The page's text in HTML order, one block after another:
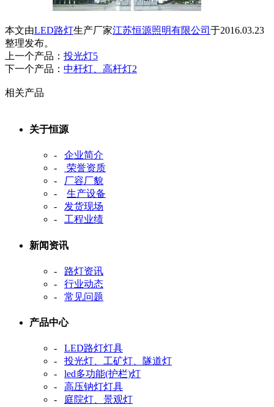
本文由LED路灯生产厂家江苏恒源照明有限公司 于2016.03.23
整理发布。
上一个产品： 投光灯5
下一个产品： 中杆灯、高杆灯2
相关产品
关于恒源
- 企业简介
-
荣誉资质
- 厂容厂貌
- 生产设备
- 发货现场
- 工程业绩
新闻资讯
- 路灯资讯
- 行业动态
- 常见问题
产品中心
- LED路灯灯具
- 投光灯、工矿灯、隧道灯
- led多功能(护栏)灯
- 高压钠灯灯具
- 庭院灯、景观灯